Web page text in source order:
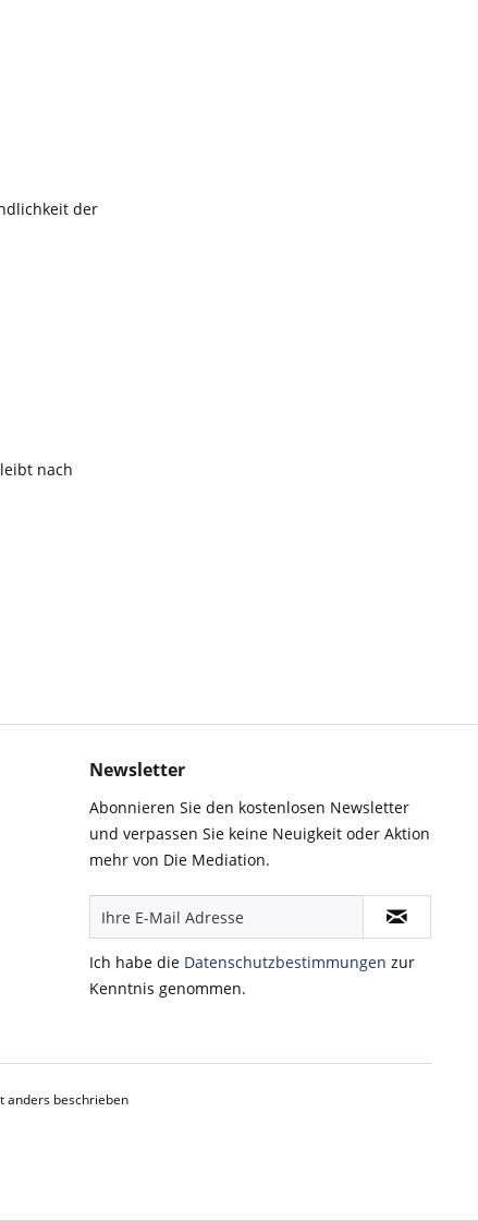
der
nach
Newsletter
Abonnieren Sie den kostenlosen Newsletter
und verpassen Sie keine Neuigkeit oder Aktion
mehr von Die Mediation.
Ich habe die Datenschutzbestimmungen zur
Kenntnis genommen.
anders beschrieben